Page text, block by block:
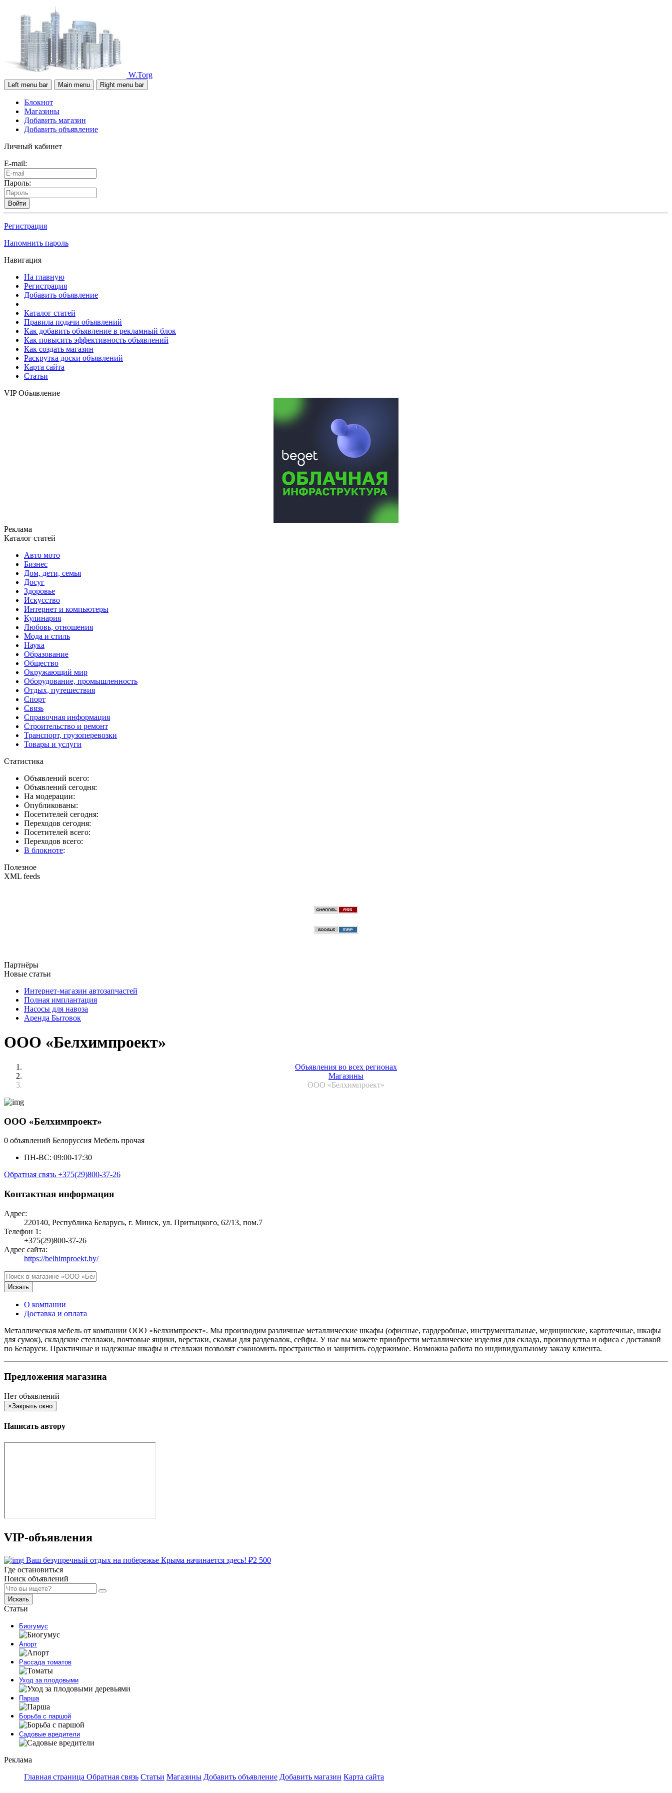
W.Torg
Left menu bar Main menu Right menu bar
Блокнот
Магазины
Добавить магазин
Добавить объявление
Личный кабинет
E-mail:
Пароль:
Войти
Регистрация
Напомнить пароль
Навигация
На главную
Регистрация
Добавить объявление
Каталог статей
Правила подачи объявлений
Как добавить объявление в рекламный блок
Как повысить эффективность объявлений
Как создать магазин
Раскрутка доски объявлений
Карта сайта
Статьи
VIP Объявление
Реклама
Каталог статей
Авто мото
Бизнес
Дом, дети, семья
Досуг
Здоровье
Искусство
Интернет и компьютеры
Кулинария
Любовь, отношения
Мода и стиль
Наука
Образование
Общество
Окружающий мир
Оборудование, промышленность
Отдых, путешествия
Спорт
Связь
Справочная информация
Строительство и ремонт
Транспорт, грузоперевозки
Товары и услуги
Статистика
Объявлений всего:
Объявлений сегодня:
На модерации:
Опубликованы:
Посетителей сегодня:
Переходов сегодня:
Посетителей всего:
Переходов всего:
В блокноте:
Полезное
XML feeds
Партнёры
Новые статьи
Интернет-магазин автозапчастей
Полная имплантация
Насосы для навоза
Аренда Бытовок
ООО «Белхимпроект»
Объявления во всех регионах
Магазины
ООО «Белхимпроект»
ООО «Белхимпроект»
0 объявлений Белоруссия Мебель прочая
ПН-ВС: 09:00-17:30
Обратная связь +375(29)800-37-26
Контактная информация
Адрес:
220140, Республика Беларусь, г. Минск, ул. Притыцкого, 62/13, пом.7
Телефон 1:
+375(29)800-37-26
Адрес сайта:
https://belhimproekt.by/
Искать
О компании
Доставка и оплата
Металлическая мебель от компании ООО «Белхимпроект». Мы производим различные металлические шкафы (офисные, гардеробные, инструментальные, медицинские, картотечные, шкафы
для сумок), складские стеллажи, почтовые ящики, верстаки, скамьи для раздевалок, сейфы. У нас вы можете приобрести металлические изделия для склада, производства и офиса с доставкой
по Беларуси. Практичные и надежные шкафы и стеллажи позволят сэкономить пространство и защитить содержимое. Возможна работа по индивидуальному заказу клиента.
Предложения магазина
Нет объявлений
×Закрыть окно
Написать автору
VIP-объявления
Ваш безупречный отдых на побережье Крыма начинается здесь! ₽2 500
Где остановиться
Поиск объявлений
Искать
Статьи
Биогумус
Апорт
Рассада томатов
Уход за плодовыми
Парша
Борьба с паршой
Садовые вредители
Реклама
Главная страница Обратная связь Статьи Магазины Добавить объявление Добавить магазин Карта сайта